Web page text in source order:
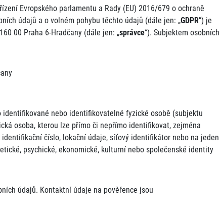
Evropského parlamentu a Rady (EU) 2016/679 o ochraně
údajů a o volném pohybu těchto údajů (dále jen: „GDPR”) je
00 Praha 6-Hradčany (dále jen: „správce“). Subjektem osobních
nebo identifikovatelné fyzické osobě (subjektu
osoba, kterou lze přímo či nepřímo identifikovat, zejména
číslo, lokační údaje, síťový identifikátor nebo na jeden
psychické, ekonomické, kulturní nebo společenské identity
údajů. Kontaktní údaje na pověřence jsou